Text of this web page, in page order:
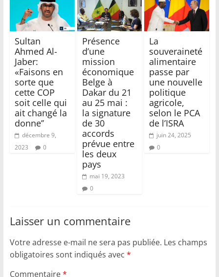
Sultan
Ahmed Al-
Jaber:
«Faisons en
sorte que
cette COP
soit celle qui
ait changé la
donne’’
décembre 9,
2023
0
Présence
d’une
mission
économique
Belge à
Dakar du 21
au 25 mai :
la signature
de 30
accords
prévue entre
les deux
pays
mai 19, 2023
0
La
souveraineté
alimentaire
passe par
une nouvelle
politique
agricole,
selon le PCA
de l’ISRA
juin 24, 2025
0
Laisser un commentaire
Votre adresse e-mail ne sera pas publiée. Les champs
obligatoires sont indiqués avec *
Commentaire*